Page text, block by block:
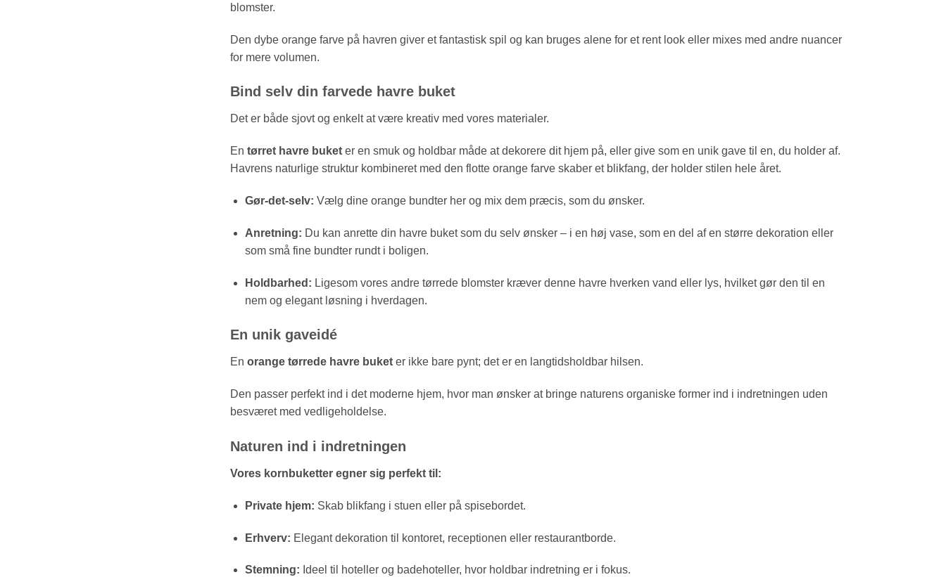
blomster.
Den dybe orange farve på havren giver et fantastisk spil og kan bruges alene for et rent look eller mixes med andre nuancer
for mere volumen.
Bind selv din farvede havre buket
Det er både sjovt og enkelt at være kreativ med vores materialer.
En tørret havre buket er en smuk og holdbar måde at dekorere dit hjem på, eller give som en unik gave til en, du holder af.
Havrens naturlige struktur kombineret med den flotte orange farve skaber et blikfang, der holder stilen hele året.
Gør-det-selv: Vælg dine orange bundter her og mix dem præcis, som du ønsker.
Anretning: Du kan anrette din havre buket som du selv ønsker – i en høj vase, som en del af en større dekoration eller
som små fine bundter rundt i boligen.
Holdbarhed: Ligesom vores andre tørrede blomster kræver denne havre hverken vand eller lys, hvilket gør den til en
nem og elegant løsning i hverdagen.
En unik gaveidé
En orange tørrede havre buket er ikke bare pynt; det er en langtidsholdbar hilsen.
Den passer perfekt ind i det moderne hjem, hvor man ønsker at bringe naturens organiske former ind i indretningen uden
besværet med vedligeholdelse.
Naturen ind i indretningen
Vores kornbuketter egner sig perfekt til:
Private hjem: Skab blikfang i stuen eller på spisebordet.
Erhverv: Elegant dekoration til kontoret, receptionen eller restaurantborde.
Stemning: Ideel til hoteller og badehoteller, hvor holdbar indretning er i fokus.